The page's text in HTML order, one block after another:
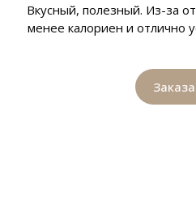
Вкусный, полезный. Из-за
менее калориен и отлично